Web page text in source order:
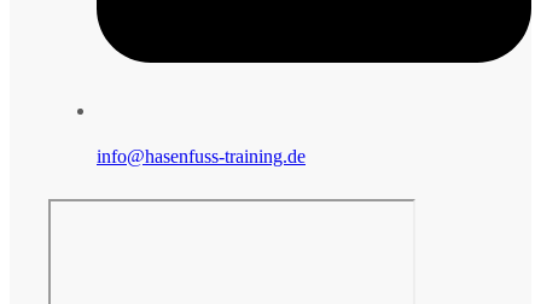
info@hasenfuss-training.de